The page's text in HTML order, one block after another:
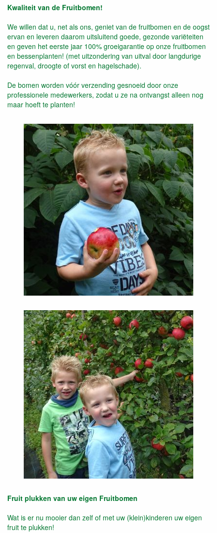
Kwaliteit van de Fruitbomen!
We willen dat u, net als ons, geniet van de fruitbomen en de oogst
ervan en leveren daarom uitsluitend goede, gezonde variëteiten
en geven het eerste jaar 100% groeigarantie op onze fruitbomen
en bessenplanten! (met uitzondering van uitval door langdurige
regenval, droogte of vorst en hagelschade).
De bomen worden vóór verzending gesnoeid door onze
professionele medewerkers, zodat u ze na ontvangst alleen nog
maar hoeft te planten!
Fruit plukken van uw eigen Fruitbomen
Wat is er nu mooier dan zelf of met uw (klein)kinderen uw eigen
fruit te plukken!